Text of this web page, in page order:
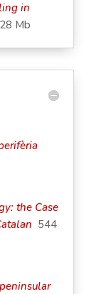
in
Mb
the Case
544